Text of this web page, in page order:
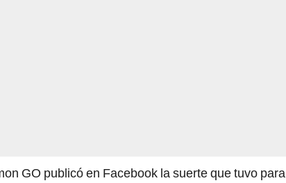
GO publicó en Facebook la suerte que tuvo para